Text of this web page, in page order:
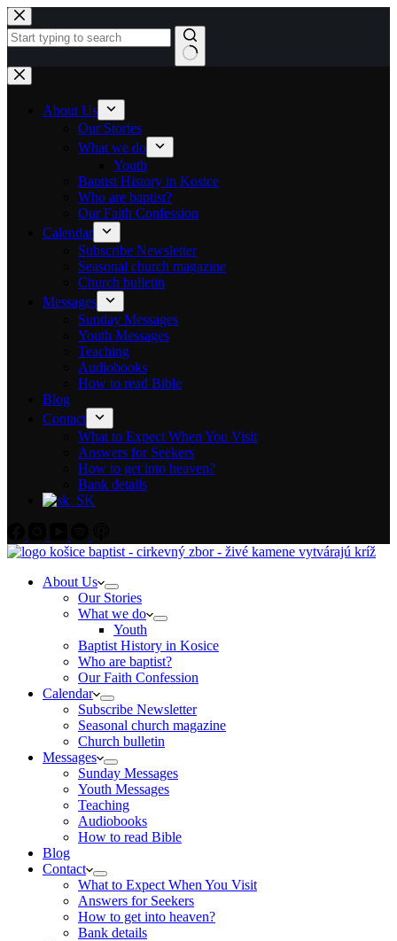
Skip to content
No results
About Us
Our Stories
What we do
Youth
Baptist History in Kosice
Who are baptist?
Our Faith Confession
Calendar
Subscribe Newsletter
Seasonal church magazine
Church bulletin
Messages
Sunday Messages
Youth Messages
Teaching
Audiobooks
How to read Bible
Blog
Contact
What to Expect When You Visit
Answers for Seekers
How to get into heaven?
Bank details
About Us
Our Stories
What we do
Youth
Baptist History in Kosice
Who are baptist?
Our Faith Confession
Calendar
Subscribe Newsletter
Seasonal church magazine
Church bulletin
Messages
Sunday Messages
Youth Messages
Teaching
Audiobooks
How to read Bible
Blog
Contact
What to Expect When You Visit
Answers for Seekers
How to get into heaven?
Bank details